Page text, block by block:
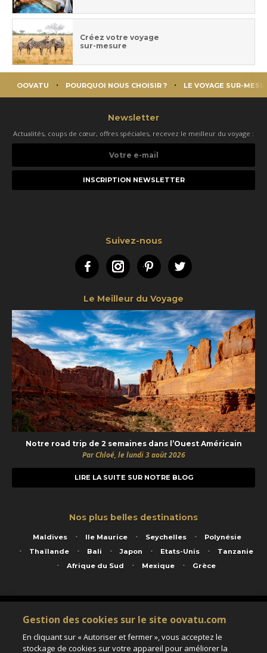
Créez votre voyage
sur-mesure
OOVATU POURQUOI NOUS CHOISIR ? LE VOYAGE SUR-
Newsletter
Actualités, coups de cœur, offres spéciales, recevez le meilleur du voyage :
e-
Suivez-nous
FacebookInstagramPinterestTwitter
Le Meilleur du Voyage
Notre road trip de 2 semaines dans l’Ouest Américain
Par Chloé, le lundi 3 août 2026
LIRE LA SUITE SUR NOTRE BLOG
Nos plus belles destinations
Maldives Ile Maurice Seychelles
Polynésie
Thaïlande
Bali Japon Etats-Unis
Tanzanie
Afrique du Sud
Mexique Grèce
Service animé par Nautil Voyages - 22 rue Georges Picquart 75017 Paris - S.A.S
au capital de 155 696 euros - RCS Paris B 423 671 973 - Code APE 7911Z
Matricule Atout France IM075100020 - Garantie financière Groupama - Agrément IATA
Assurance responsabilité civile et professionnelle HISCOX RCP0081066
Gestion des cookies sur le site oovatu.com
En cliquant sur « Autoriser et fermer », vous acceptez le
stockage de cookies sur votre appareil pour améliorer la